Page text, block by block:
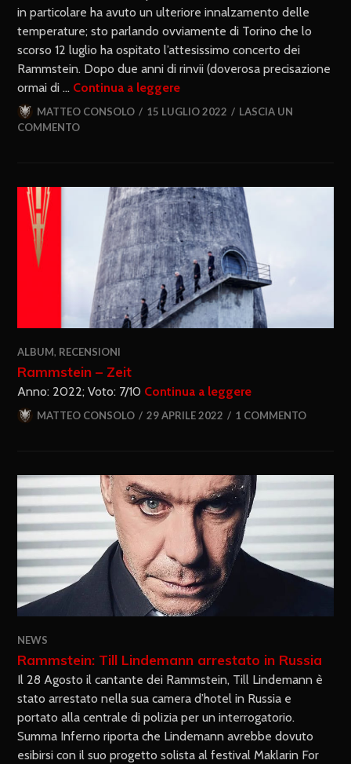
in particolare ha avuto un ulteriore innalzamento delle
temperature; sto parlando ovviamente di Torino che lo
scorso 12 luglio ha ospitato l’attesissimo concerto dei
Rammstein. Dopo due anni di rinvii (doverosa precisazione
ormai di … Continua a leggere
MATTEO CONSOLO 15 LUGLIO 2022
LASCIA UN
COMMENTO
ALBUM, RECENSIONI
Rammstein – Zeit
Anno: 2022; Voto: 7/10 Continua a leggere
MATTEO CONSOLO 29 APRILE 2022 1 COMMENTO
NEWS
Rammstein: Till Lindemann arrestato in Russia
Il 28 Agosto il cantante dei Rammstein, Till Lindemann è
stato arrestato nella sua camera d’hotel in Russia e
portato alla centrale di polizia per un interrogatorio.
Summa Inferno riporta che Lindemann avrebbe dovuto
esibirsi con il suo progetto solista al festival Maklarin For